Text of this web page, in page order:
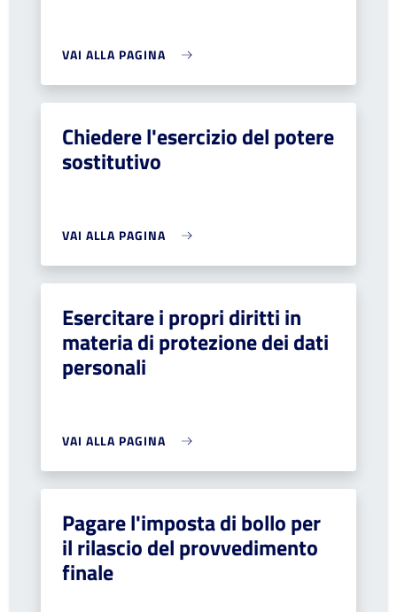
VAI ALLA PAGINA
Chiedere l'esercizio del potere
sostitutivo
VAI ALLA PAGINA
Esercitare i propri diritti in
materia di protezione dei dati
personali
VAI ALLA PAGINA
Pagare l'imposta di bollo per
il rilascio del provvedimento
finale